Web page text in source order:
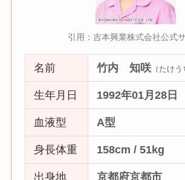
引用：吉本興業株式会社公式
名前 竹内 知咲（たけう
生年月日 1992年01月28日
血液型 A型
身長体重 158cm / 51kg
出身地 京都府京都市